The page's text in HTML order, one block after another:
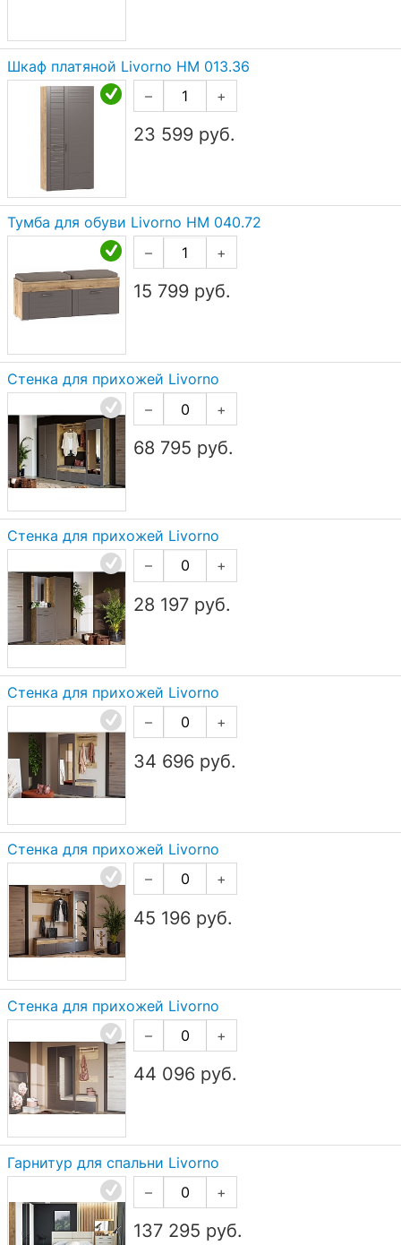
Шкаф платяной Livorno НМ 013.36
–
+
23 599 руб.
Тумба для обуви Livorno НМ 040.72
–
+
15 799 руб.
Стенка для прихожей Livorno
–
+
68 795 руб.
Стенка для прихожей Livorno
–
+
28 197 руб.
Стенка для прихожей Livorno
–
+
34 696 руб.
Стенка для прихожей Livorno
–
+
45 196 руб.
Стенка для прихожей Livorno
–
+
44 096 руб.
Гарнитур для спальни Livorno
–
+
137 295 руб.